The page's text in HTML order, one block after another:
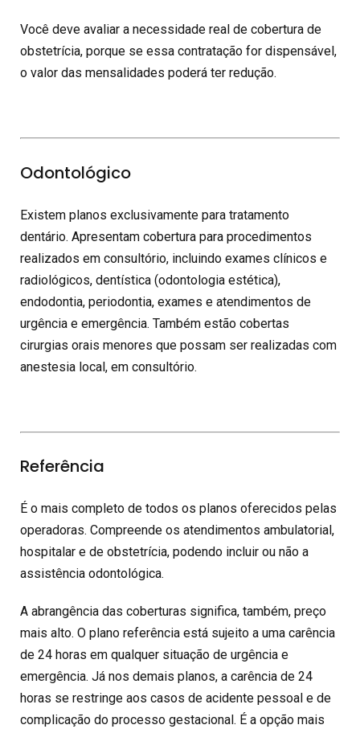
Você deve avaliar a necessidade real de cobertura de
obstetrícia, porque se essa contratação for dispensável,
o valor das mensalidades poderá ter redução.
Odontológico
Existem planos exclusivamente para tratamento
dentário. Apresentam cobertura para procedimentos
realizados em consultório, incluindo exames clínicos e
radiológicos, dentística (odontologia estética),
endodontia, periodontia, exames e atendimentos de
urgência e emergência. Também estão cobertas
cirurgias orais menores que possam ser realizadas com
anestesia local, em consultório.
Referência
É o mais completo de todos os planos oferecidos pelas
operadoras. Compreende os atendimentos ambulatorial,
hospitalar e de obstetrícia, podendo incluir ou não a
assistência odontológica.
A abrangência das coberturas significa, também, preço
mais alto. O plano referência está sujeito a uma carência
de 24 horas em qualquer situação de urgência e
emergência. Já nos demais planos, a carência de 24
horas se restringe aos casos de acidente pessoal e de
complicação do processo gestacional. É a opção mais